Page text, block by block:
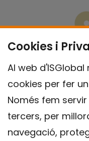
Cookies i
Al web
cookies per fer
Només fem
tercers, per
navegació,